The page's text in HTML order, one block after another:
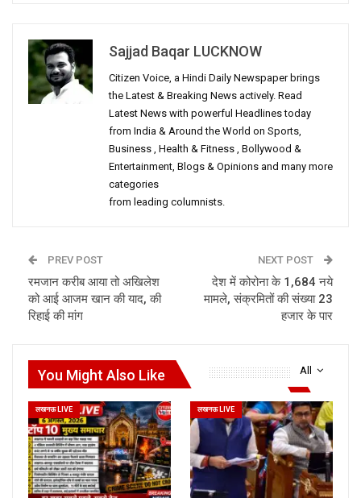
Sajjad Baqar LUCKNOW
Citizen Voice, a Hindi Daily Newspaper brings
the Latest & Breaking News actively. Read
Latest News with powerful Headlines today
from India & Around the World on Sports,
Business , Health & Fitness , Bollywood &
Entertainment, Blogs & Opinions and many more
categories
from leading columnists.
PREV POST
रमजान करीब आया तो अखिलेश
को आई आजम खान की याद, की
रिहाई की मांग
NEXT POST
देश में कोरोना के 1,684 नये
मामले, संक्रमितों की संख्या 23
हजार के पार
All
You Might Also Like
लखनऊ LIVE लखनऊ LIVE